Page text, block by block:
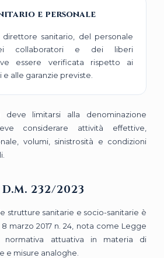
e personale
sanitario, del personale
collaboratori e dei liberi
essere verificata rispetto ai
alle garanzie previste.
deve limitarsi alla denominazione
considerare attività effettive,
volumi, sinistrosità e condizioni
232/2023
strutture sanitarie e socio-sanitarie è
marzo 2017 n. 24, nota come Legge
normativa attuativa in materia di
e misure analoghe.